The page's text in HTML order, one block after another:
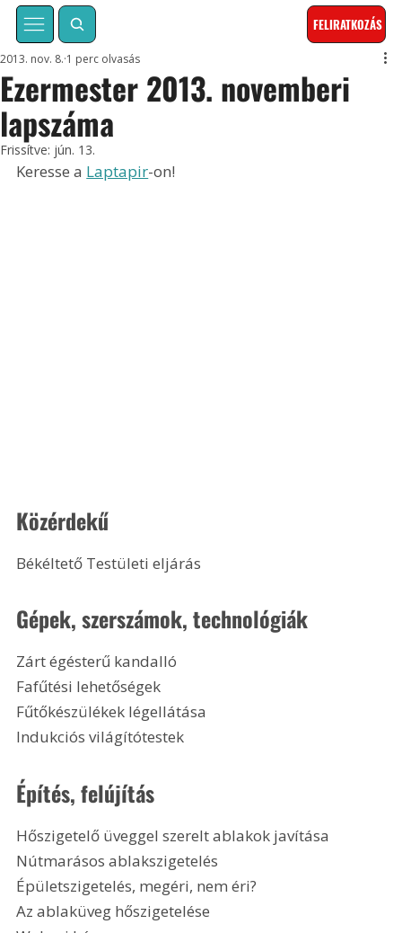
FELIRATKOZÁS
Ezermester 2013. novemberi
lapszáma
2013. nov. 8. 1 perc olvasás
Frissítve: jún. 13.
Keresse a Laptapir-on!
Közérdekű
Békéltető Testületi eljárás
Gépek, szerszámok, technológiák
Zárt égésterű kandalló
Fafűtési lehetőségek
Fűtőkészülékek légellátása
Indukciós világítótestek
Építés, felújítás
Hőszigetelő üveggel szerelt ablakok javítása
Nútmarásos ablakszigetelés
Épületszigetelés, megéri, nem éri?
Az ablaküveg hőszigetelése